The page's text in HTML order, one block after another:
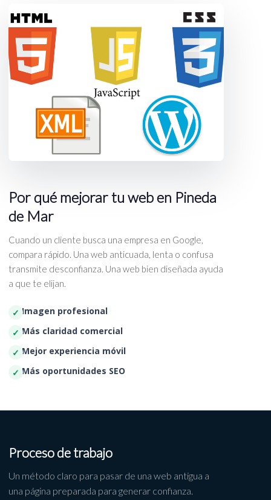
Por qué mejorar tu web en Pineda
de Mar
Cuando un cliente busca una empresa en Google,
compara rápido. Una web anticuada, lenta o confusa
transmite desconfianza. Una web bien diseñada ayuda
a que te elijan.
Imagen profesional
Más claridad comercial
Mejor experiencia móvil
Más oportunidades SEO
Proceso de trabajo
Un método claro para pasar de una web antigua a
una página preparada para generar confianza.